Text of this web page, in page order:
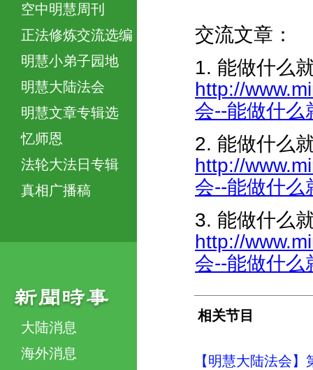
空中明慧周刊
正法修炼交流选编
明慧小弟子园地
明慧大陆法会
明慧文章专辑选
忆师恩
法轮大法日专辑
真相广播稿
大陆消息
海外消息
交流文章：
1. 能做什么
http://
会--能做什么
2. 能做什么
http://
会--能做什么
3. 能做什么
http://
会--能做什么
相关节目
【明慧大陆法会